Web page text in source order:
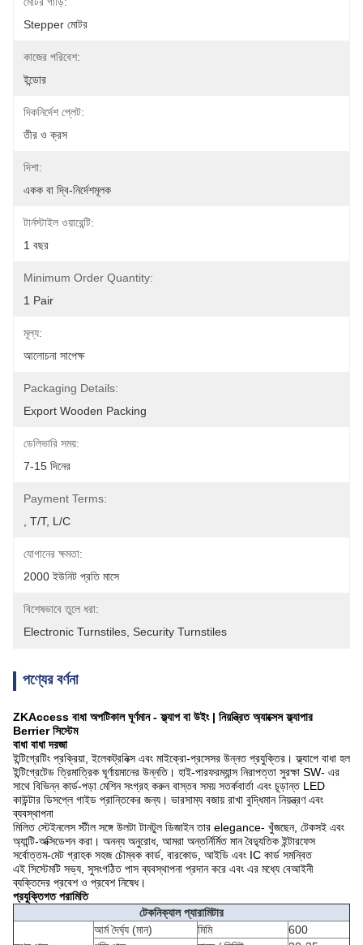
Stepper মোটর
কাজের পরিবেশ:
ইন্ডোর
দিকনির্দেশ প্লেট:
তীর ও ক্রস
দিশা:
একক বা দ্বি-নির্দেশমূলক
টার্নস্টাইল ওয়ারেন্টি:
1 বছর
Minimum Order Quantity:
1 Pair
মূল্য:
আলোচনা সাপেক্ষ
Packaging Details:
Export Wooden Packing
ডেলিভারি সময়:
7-15 দিনের
Payment Terms:
, T/T, L/C
যোগানের ক্ষমতা:
2000 ইউনিট প্রতি মাসে
বিশেষভাবে তুলে ধরা:
Electronic Turnstiles Security Turnstiles
পণ্যের বর্ণনা
ZKAccess বাধা অপটিকাল ঘূর্ণমান - ফ্ল্যাপ বা উইং | নিয়ন্ত্রিত অ্যাক্সেস ফ্ল্যাপার
Berrier সিস্টেম
বাধা বাধা দরজা
ইন্টিগ্রেটিং প্রক্রিয়া, ইলেকট্রনিক্স এবং মাইক্রো-প্রসেসর উন্নত প্রযুক্তির। ফ্ল্যাপে বাধা হল
ইন্টিগ্রেটেড ত্রিমাত্রিক ঘূর্ণায়মানের উন্নতি। হাই-পারফরম্যান্স নিরাপত্তা সুরক্ষা SW- এর
সাথে বিভিন্ন কার্ড-পড়া মেশিন সংগ্রহ করুন বাস্তব সময় সতর্কবার্তা এবং চূড়ান্ত LED
কাউন্টার ডিসপ্লে গাইড প্রান্তিকের জন্য। ভারসাম্য বজায় রাখা বুদ্ধিমান নিয়ন্ত্রণ এবং
ব্যবস্থাপনা
মিলিত স্টেইনলেস স্টীল সঙ্গে উলটা টানটুল ডিজাইন তার elegance- খুঁজছেন, টেকসই এবং
অ্যান্টি-অক্সিডেশন করা। অনন্য অনুরোধ, আমরা অন্তর্নির্মিত মান বৈদ্যুতিক ইন্টারফেস
সর্বোত্তম-মেট গ্রাহক সহজ চৌম্বক কার্ড, বারকোড, আইডি এবং IC কার্ড সমন্বিত
এই সিস্টেমটি সভ্য, সুসংগঠিত পাস ব্যবস্থাপনা প্রদান করে এবং এর মধ্যে বেআইনী
ব্যক্তিদের প্রবেশ ও প্রবেশ নিষেধ।
প্রযুক্তিগত পরামিতি
টেকনিক্যাল প্যারামিটার
আর্ম দৈর্ঘ্য (মান) মিমি
600